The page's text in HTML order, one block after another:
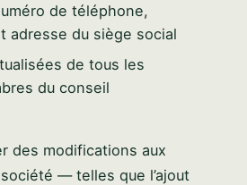
de téléphone,
adresse du siège social
de tous les
du conseil
des modifications aux
— telles que l’ajout